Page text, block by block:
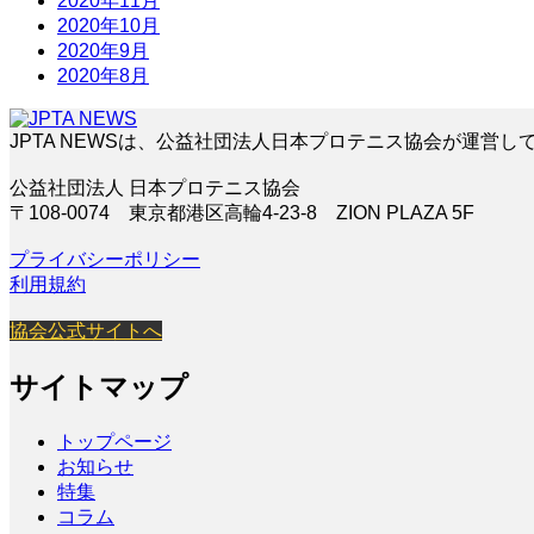
2020年10月
2020年9月
2020年8月
JPTA NEWSは、公益社団法人日本プロテニス協会が運営して
公益社団法人 日本プロテニス協会
〒108-0074 東京都港区高輪4-23-8 ZION PLAZA 5F
プライバシーポリシー
利用規約
協会公式サイトへ
サイトマップ
トップページ
お知らせ
特集
コラム